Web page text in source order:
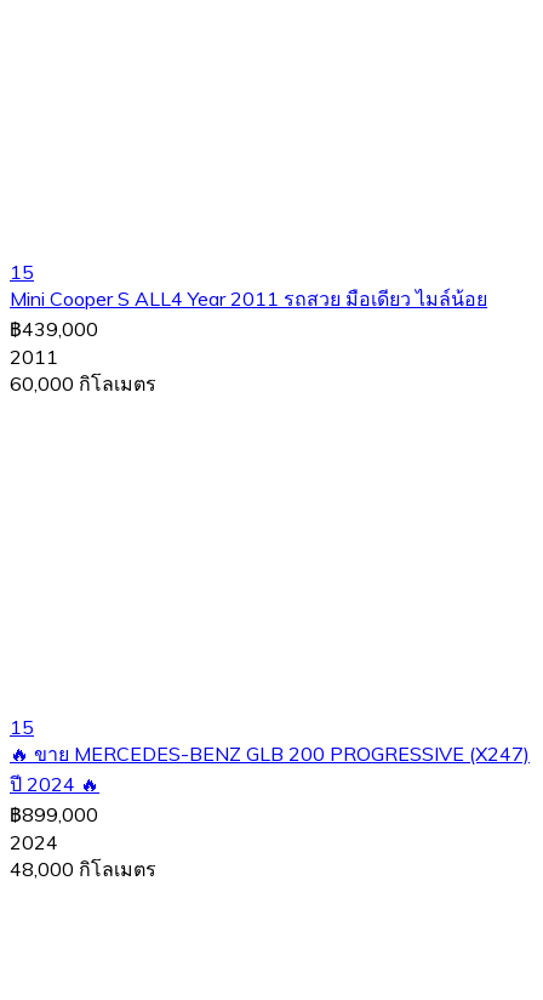
15
Mini Cooper S ALL4 Year 2011 รถสวย มือเดียว ไมล์น้อย
฿439,000
2011
60,000 กิโลเมตร
15
🔥 ขาย MERCEDES-BENZ GLB 200 PROGRESSIVE (X247)
ปี 2024 🔥
฿899,000
2024
48,000 กิโลเมตร